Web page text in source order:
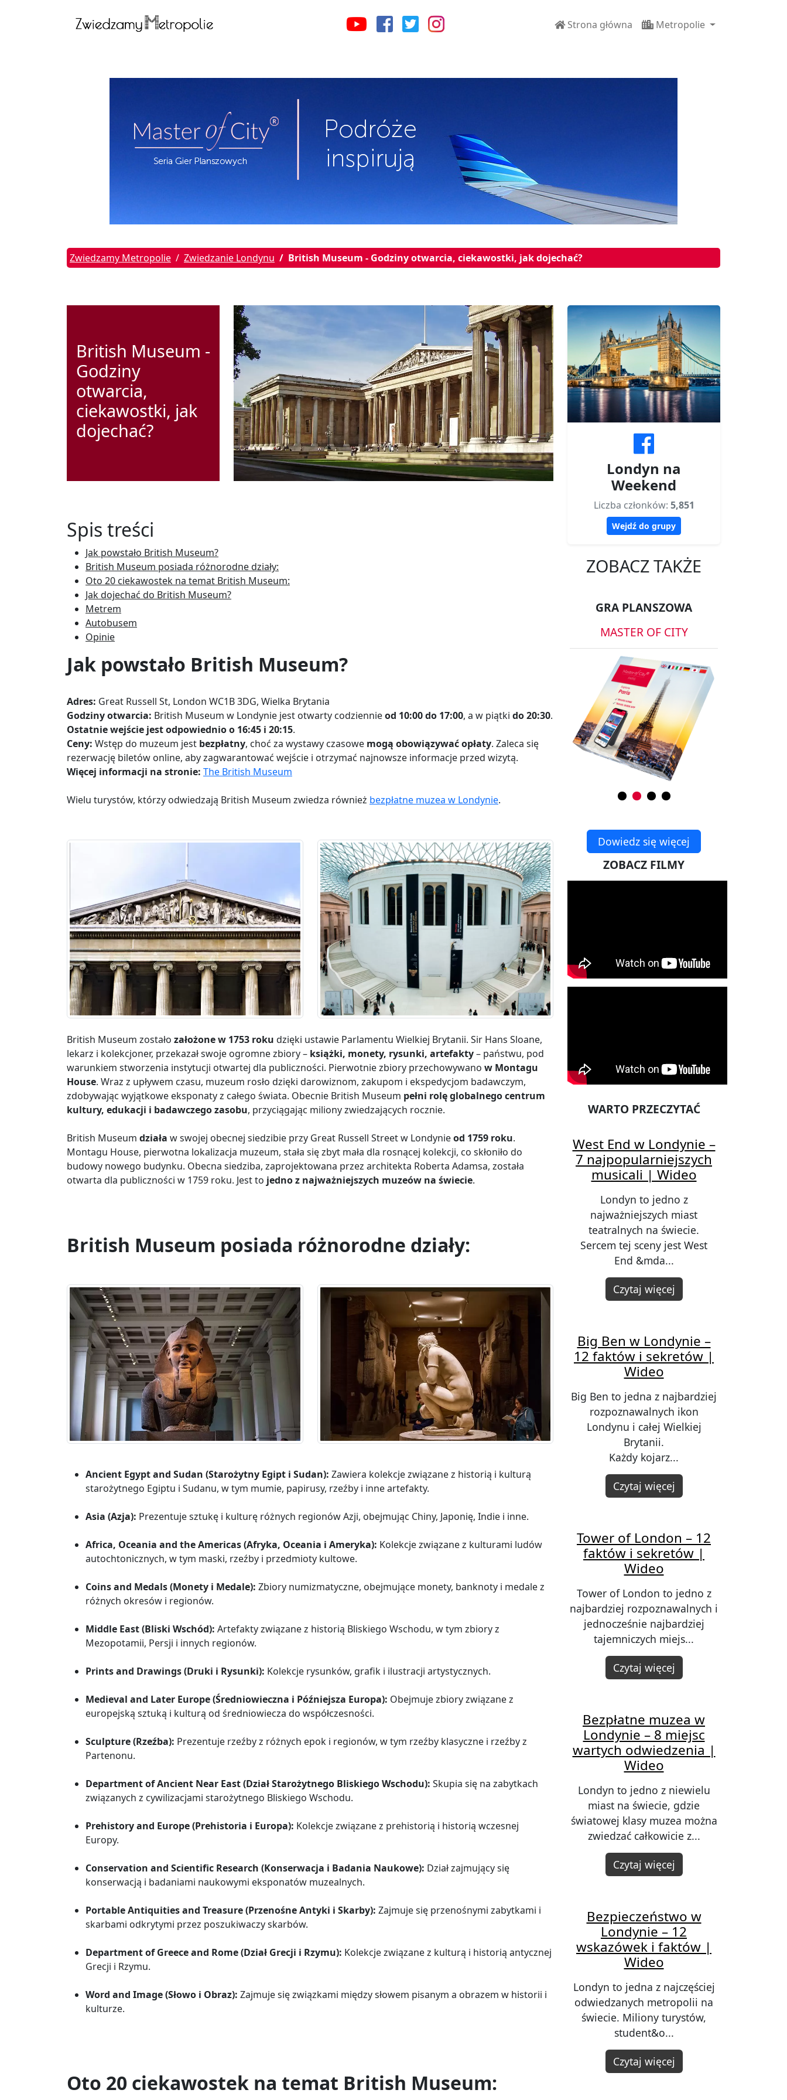
Strona główna Metropolie
Zwiedzamy Metropolie Zwiedzanie Londynu British Museum - Godziny otwarcia, ciekawostki, jak dojechać?
British Museum -
Godziny
otwarcia,
ciekawostki, jak
dojechać?
Spis treści
Jak powstało British Museum?
British Museum posiada różnorodne działy:
Oto 20 ciekawostek na temat British Museum:
Jak dojechać do British Museum?
Metrem
Autobusem
Opinie
Jak powstało British Museum?
Adres: Great Russell St, London WC1B 3DG, Wielka Brytania
Godziny otwarcia: British Museum w Londynie jest otwarty codziennieod 10:00 do 17:00, a w piątki do 20:30.
Ostatnie wejście jest odpowiednio o 16:45 i 20:15.
Ceny: Wstęp do muzeum jest bezpłatny, choć za wystawy czasowe mogą obowiązywać opłaty. Zaleca się
rezerwację biletów online, aby zagwarantować wejście i otrzymać najnowsze informacje przed wizytą.
Więcej informacji na stronie: The British Museum
Wielu turystów, którzy odwiedzają British Museum zwiedza również bezpłatne muzea w Londynie.
British Museum zostało założone w 1753 roku dzięki ustawie Parlamentu Wielkiej Brytanii. Sir Hans Sloane,
lekarz i kolekcjoner, przekazał swoje ogromne zbiory – książki, monety, rysunki, artefakty– państwu, pod
warunkiem stworzenia instytucji otwartej dla publiczności. Pierwotnie zbiory przechowywano w Montagu
House. Wraz z upływem czasu, muzeum rosło dzięki darowiznom, zakupom i ekspedycjom badawczym,
zdobywając wyjątkowe eksponaty z całego świata. Obecnie British Museum pełni rolę globalnego centrum
kultury, edukacji i badawczego zasobu, przyciągając miliony zwiedzających rocznie.
British Museum działa w swojej obecnej siedzibie przy Great Russell Street w Londynieod 1759 roku.
Montagu House, pierwotna lokalizacja muzeum, stała się zbyt mała dla rosnącej kolekcji, co skłoniło do
budowy nowego budynku. Obecna siedziba, zaprojektowana przez architekta Roberta Adamsa, została
otwarta dla publiczności w 1759 roku. Jest to jedno z najważniejszych muzeów na świecie.
British Museum posiada różnorodne działy:
Ancient Egypt and Sudan (Starożytny Egipt i Sudan): Zawiera kolekcje związane z historią i kulturą
starożytnego Egiptu i Sudanu, w tym mumie, papirusy, rzeźby i inne artefakty.
Asia (Azja): Prezentuje sztukę i kulturę różnych regionów Azji, obejmując Chiny, Japonię, Indie i inne.
Africa, Oceania and the Americas (Afryka, Oceania i Ameryka): Kolekcje związane z kulturami ludów
autochtonicznych, w tym maski, rzeźby i przedmioty kultowe.
Coins and Medals (Monety i Medale): Zbiory numizmatyczne, obejmujące monety, banknoty i medale z
różnych okresów i regionów.
Middle East (Bliski Wschód): Artefakty związane z historią Bliskiego Wschodu, w tym zbiory z
Mezopotamii, Persji i innych regionów.
Prints and Drawings (Druki i Rysunki): Kolekcje rysunków, grafik i ilustracji artystycznych.
Medieval and Later Europe (Średniowieczna i Późniejsza Europa): Obejmuje zbiory związane z
europejską sztuką i kulturą od średniowiecza do współczesności.
Sculpture (Rzeźba): Prezentuje rzeźby z różnych epok i regionów, w tym rzeźby klasyczne i rzeźby z
Partenonu.
Department of Ancient Near East (Dział Starożytnego Bliskiego Wschodu): Skupia się na zabytkach
związanych z cywilizacjami starożytnego Bliskiego Wschodu.
Prehistory and Europe (Prehistoria i Europa): Kolekcje związane z prehistorią i historią wczesnej
Europy.
Conservation and Scientific Research (Konserwacja i Badania Naukowe): Dział zajmujący się
konserwacją i badaniami naukowymi eksponatów muzealnych.
Portable Antiquities and Treasure (Przenośne Antyki i Skarby): Zajmuje się przenośnymi zabytkami i
skarbami odkrytymi przez poszukiwaczy skarbów.
Department of Greece and Rome (Dział Grecji i Rzymu): Kolekcje związane z kulturą i historią antycznej
Grecji i Rzymu.
Word and Image (Słowo i Obraz): Zajmuje się związkami między słowem pisanym a obrazem w historii i
kulturze.
Oto 20 ciekawostek na temat British Museum:
Londyn na
Weekend
Liczba członków: 5,851
Wejdź do grupy
ZOBACZ TAKŻE
GRA PLANSZOWA
MASTER OF CITY
Dowiedz się więcej
ZOBACZ FILMY
WARTO PRZECZYTAĆ
West End w Londynie –
7 najpopularniejszych
musicali | Wideo
Londyn to jedno z
najważniejszych miast
teatralnych na świecie.
Sercem tej sceny jest West
End &mda...
Czytaj więcej
Big Ben w Londynie –
12 faktów i sekretów |
Wideo
Big Ben to jedna z najbardziej
rozpoznawalnych ikon
Londynu i całej Wielkiej
Brytanii.
Każdy kojarz...
Czytaj więcej
Tower of London – 12
faktów i sekretów |
Wideo
Tower of London to jedno z
najbardziej rozpoznawalnych i
jednocześnie najbardziej
tajemniczych miejs...
Czytaj więcej
Bezpłatne muzea w
Londynie – 8 miejsc
wartych odwiedzenia |
Wideo
Londyn to jedno z niewielu
miast na świecie, gdzie
światowej klasy muzea można
zwiedzać całkowicie z...
Czytaj więcej
Bezpieczeństwo w
Londynie – 12
wskazówek i faktów |
Wideo
Londyn to jedna z najczęściej
odwiedzanych metropolii na
świecie. Miliony turystów,
student&o...
Czytaj więcej